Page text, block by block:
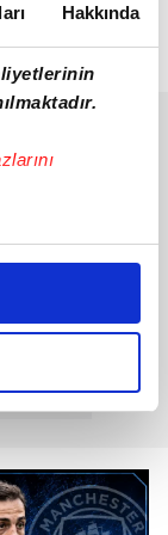
Hakkında
özel
yaparken
sunmak
adına
noktada,
tek gelir
vermedikleri
saha ve 10
yöneldi.